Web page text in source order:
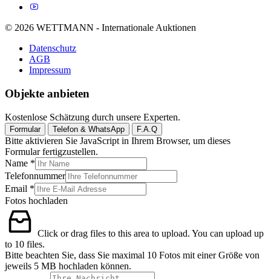
© 2026 WETTMANN - Internationale Auktionen
Datenschutz
AGB
Impressum
Objekte anbieten
Kostenlose Schätzung durch unsere Experten.
Formular Telefon & WhatsApp F.A.Q
Bitte aktivieren Sie JavaScript in Ihrem Browser, um dieses
Formular fertigzustellen.
Name *
Telefonnummer
Email *
Fotos hochladen
Click or drag files to this area to upload. You can upload up
to 10 files.
Bitte beachten Sie, dass Sie maximal 10 Fotos mit einer Größe von
jeweils 5 MB hochladen können.